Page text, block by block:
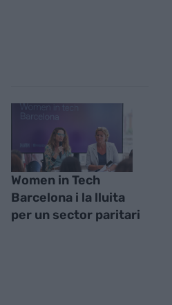
Women in Tech
Barcelona i la lluita
per un sector paritari